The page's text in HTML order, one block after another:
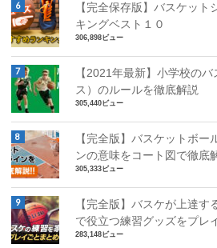
【完全保存版】バスケッ
キングベスト１０
306,898ビュー
【2021年最新】小学校の
ス）のルールを徹底解説
305,440ビュー
【完全版】バスケットボ
ンの意味をコート図で徹底
305,333ビュー
【完全版】バスケが上達
で役立つ練習グッズをプレ
283,148ビュー